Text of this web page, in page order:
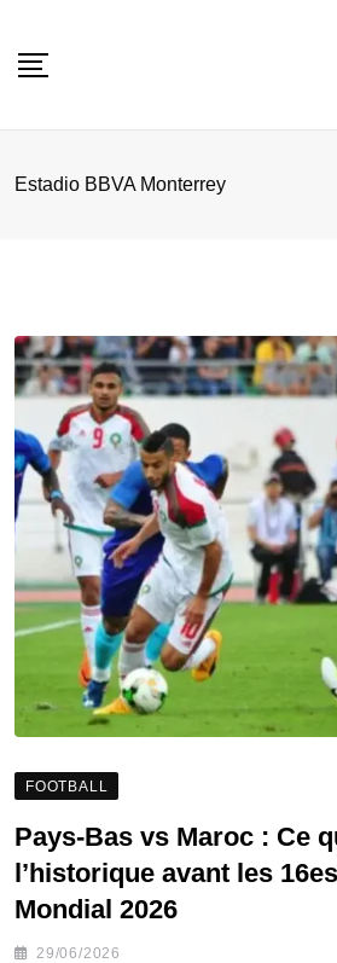
Estadio BBVA Monterrey
FOOTBALL
Pays-Bas vs Maroc : Ce
l’historique avant les
Mondial 2026
29/06/2026